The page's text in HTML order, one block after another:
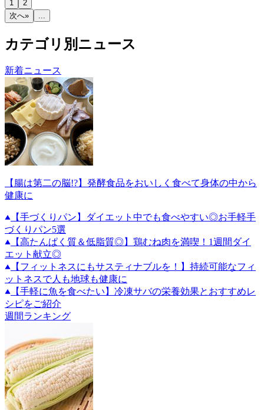
1
2
次へ»
カテゴリ別ニュース
新着ニュース
【腸は第二の脳!?】発酵食品をおいしく食べて身体の中から
健康に
【手づくりパン】ダイエット中でも食べやすい◎お手軽手
づくりパン5選
【高たんぱく質＆低脂質◎】鶏むね肉を満喫！1週間ダイ
エット献立◎
【フィットネスにもサスティナブルを！】持続可能なフィ
ットネスで人も地球も健康に
【手軽に魚を食べたい】冷凍サバの栄養効果とおすすめレ
シピをご紹介
週間ランキング